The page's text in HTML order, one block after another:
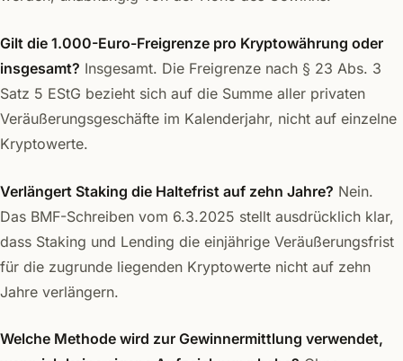
Gilt die 1.000-Euro-Freigrenze pro Kryptowährung oder
insgesamt? Insgesamt. Die Freigrenze nach § 23 Abs. 3
Satz 5 EStG bezieht sich auf die Summe aller privaten
Veräußerungsgeschäfte im Kalenderjahr, nicht auf einzelne
Kryptowerte.
Verlängert Staking die Haltefrist auf zehn Jahre? Nein.
Das BMF-Schreiben vom 6.3.2025 stellt ausdrücklich klar,
dass Staking und Lending die einjährige Veräußerungsfrist
für die zugrunde liegenden Kryptowerte nicht auf zehn
Jahre verlängern.
Welche Methode wird zur Gewinnermittlung verwendet,